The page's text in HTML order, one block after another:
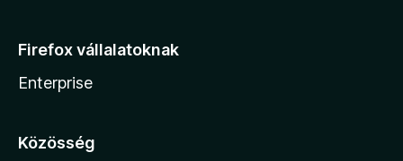
Firefox vállalatoknak
Enterprise
Közösség